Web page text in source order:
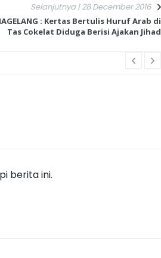
Selanjutnya | 28 December 2016
: Kertas Bertulis Huruf Arab di
Tas Cokelat Diduga Berisi Ajakan Jihad
berita ini.
UMAT KRISTIANI SALATIGA